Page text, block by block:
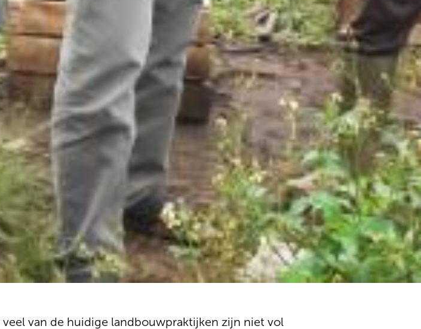
van de huidige landbouwpraktijken zijn niet vol